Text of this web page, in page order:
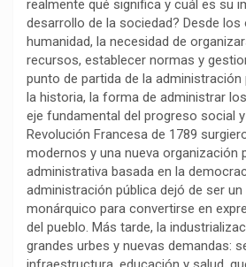
b
o
o
k
s
A
p
p
g
r
a
m
L
i
n
k
a
r
t
i
r
realmente qué significa y cuál es su
desarrollo de la sociedad? Desde los
humanidad, la necesidad de
recursos, establecer normas y
punto de partida de la administración
la historia, la forma de administrar
eje fundamental del progreso social
Revolución Francesa de 1789
modernos y una nueva organización
administrativa basada en la
administración pública dejó de ser
monárquico para convertirse en
del pueblo. Más tarde, la
grandes urbes y nuevas demandas: